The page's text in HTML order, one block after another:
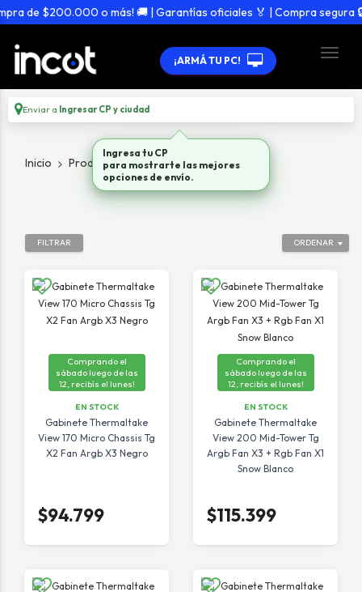
de $200.000 o más! 🚚 | Garantías oficiales 🏅 | Compra segura 🔒
¡ARMÁ TU PC!
Enviar a Ingresar CP y ciudad
Inicio Productos Gabinetes
ORDENAR
FILTRAR
Comprando el
sábado luego de las
12, recibís el lunes!
EN STOCK
Gabinete Thermaltake
View 170 Micro Chassis Tg
X2 Fan Argb X3 Negro
$94.799
Comprando el
sábado luego de las
12, recibís el lunes!
EN STOCK
Gabinete Thermaltake
View 200 Mid-Tower Tg
Argb Fan X3 + Rgb Fan X1
Snow Blanco
$115.399
Ingresa tu CP
para mostrarte las mejores
opciones de envío.